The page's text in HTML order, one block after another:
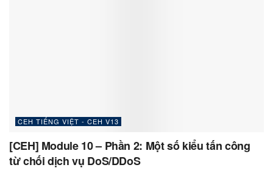
CEH TIẾNG VIỆT - CEH V13
[CEH] Module 10 – Phần 2: Một số kiểu tấn công
từ chối dịch vụ DoS/DDoS